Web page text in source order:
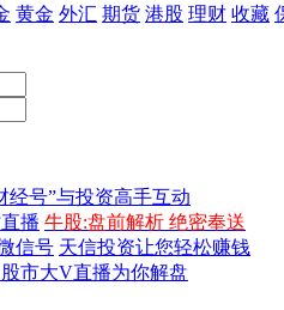
黄金 外汇 期货 港股 理财 收藏
经号”与投资高手互动
播 牛股:盘前解析 绝密奉送
信号 天信投资让您轻松赚钱
市大V直播为你解盘